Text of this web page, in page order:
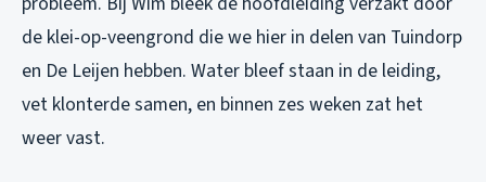
de klei-op-veengrond die we hier in delen van Tuindorp
en De Leijen hebben. Water bleef staan in de leiding,
vet klonterde samen, en binnen zes weken zat het
weer vast.